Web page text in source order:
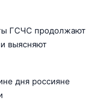
ГСЧС продолжают
выясняют
дня россияне